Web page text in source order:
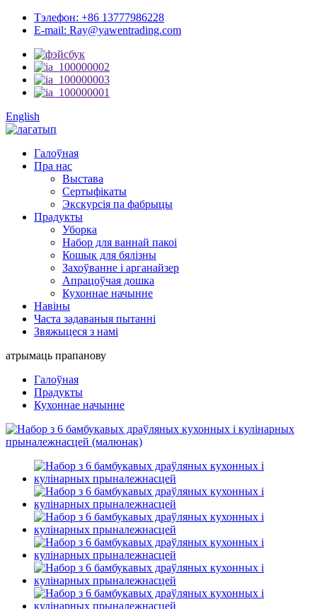
Тэлефон: +86 13777986228
E-mail: Ray@yawentrading.com
English
Галоўная
Пра нас
Выстава
Сертыфікаты
Экскурсія па фабрыцы
Прадукты
Уборка
Набор для ваннай пакоі
Кошык для бялізны
Захоўванне і арганайзер
Апрацоўчая дошка
Кухоннае начынне
Навіны
Часта задаваныя пытанні
Звяжыцеся з намі
атрымаць прапанову
Галоўная
Прадукты
Кухоннае начынне